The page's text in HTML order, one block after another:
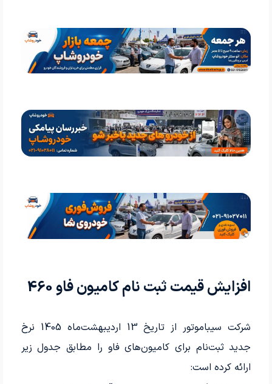
افزایش قیمت ثبت نام کامیون فاو 460
شرکت سیباموتور از تاریخ 13 اردیبهشت‌ماه 1405 نرخ
جدید ثبت‌نام برای کامیون‌های فاو را مطابق جدول زیر
ارائه کرده است: